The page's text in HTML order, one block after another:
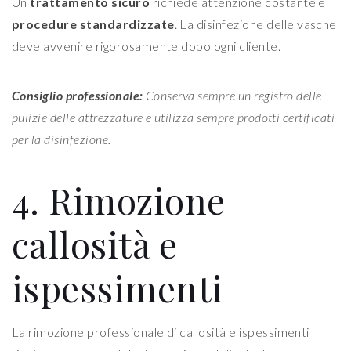
procedure standardizzate. La disinfezione delle vasche
deve avvenire rigorosamente dopo ogni cliente.
Consiglio professionale: Conserva sempre un registro delle
pulizie delle attrezzature e utilizza sempre prodotti certificati
per la disinfezione.
4. Rimozione
callosità e
ispessimenti
La rimozione professionale di callosità e ispessimenti